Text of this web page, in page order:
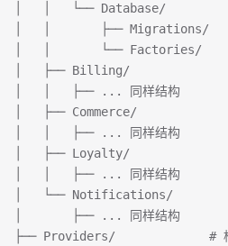
│   │   └── Database/
│   │       ├── Migrations/
│   │       └── Factories/
│   ├── Billing/
│   │   ├── ... 同样结构
│   ├── Commerce/
│   │   ├── ... 同样结构
│   ├── Loyalty/
│   │   ├── ... 同样结构
│   └── Notifications/
│       ├── ... 同样结构
├── Providers/             # 框